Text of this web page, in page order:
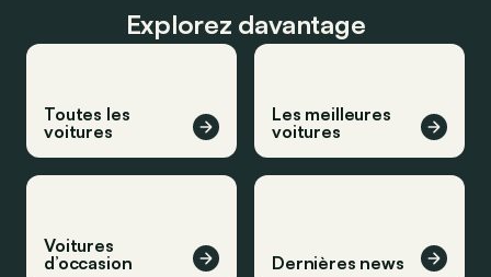
Explorez davantage
Toutes les
voitures
Les meilleures
voitures
Voitures
d’occasion
Dernières news